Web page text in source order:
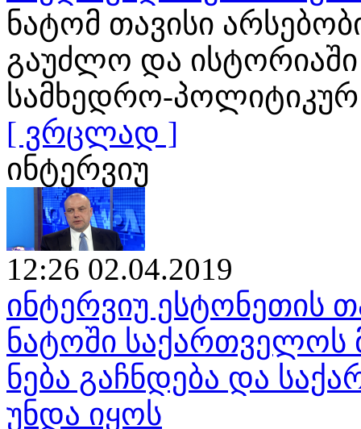
ნატომ თავისი
გაუძლო და
სამხედრო-
[ ვრცლად ]
ინტერვიუ
12:26 02.04.2019
ინტერვიუ ესტონეთის
ნატოში საქართველოს
ნება გაჩნდება და
უნდა იყოს